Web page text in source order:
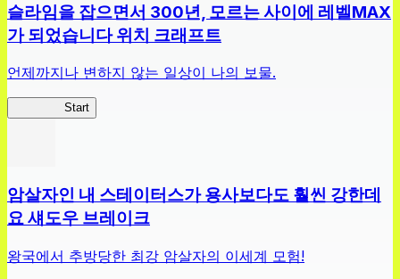
슬라임을 잡으면서 300년, 모르는 사이에 레벨MAX
가 되었습니다 위치 크래프트
언제까지나 변하지 않는 일상이 나의 보물.
Start
암살자인 내 스테이터스가 용사보다도 훨씬 강한데
요 섀도우 브레이크
왕국에서 추방당한 최강 암살자의 이세계 모험!